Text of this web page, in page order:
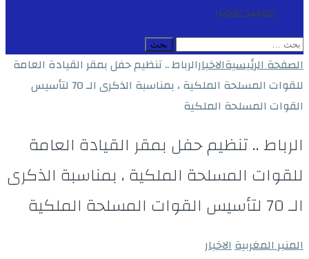
المجيدالاخبار
البحث
عن:
الصفحة الرئيسيةالاخبارالرباط .. تنظيم حفل بمقر القيادة العامة
للقوات المسلحة الملكية ، بمناسبة الذكرى الـ 70 لتأسيس
القوات المسلحة الملكية
الرباط .. تنظيم حفل بمقر القيادة العامة
للقوات المسلحة الملكية ، بمناسبة الذكرى
الـ 70 لتأسيس القوات المسلحة الملكية
المنبر المغربيةالاخبار